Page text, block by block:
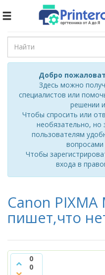
Toggle
Добро
Здесь можно
специалистов или
решении
Чтобы спросить или
необязательно, но
пользователям
Чтобы
входа в
Canon PIXMA
пишет,что
0
0